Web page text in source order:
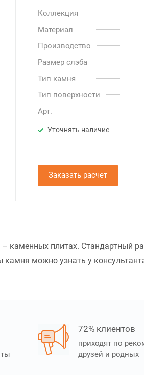
Коллекция
Материал
Производство
Размер слэба
Тип камня
Тип поверхности
Арт.
Уточнять наличие
Заказать расчет
каменных плитах. Стандартный
можно узнать у
72% клиентов
приходят по
друзей и родных